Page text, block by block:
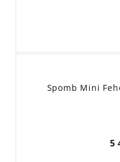
Spomb Mini
5